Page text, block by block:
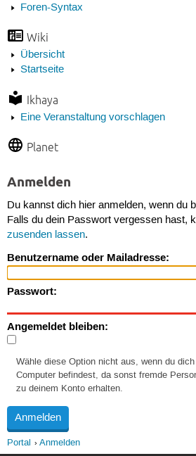
Foren-Syntax
Wiki
Übersicht
Startseite
Ikhaya
Eine Veranstaltung vorschlagen
Planet
Anmelden
Du kannst dich hier anmelden, wenn du
Falls du dein Passwort vergessen hast,
zusenden lassen.
Benutzername oder Mailadresse:
Passwort:
Angemeldet bleiben:
Wähle diese Option nicht aus, wenn du
Computer befindest, da sonst fremde
zu deinem Konto erhalten.
Portal Anmelden